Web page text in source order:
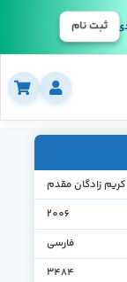
ثبت نام
زادگان مقدم
2006
فارسی
3484